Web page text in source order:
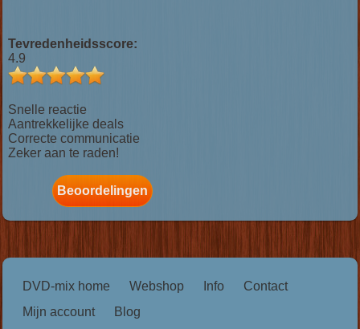
Tevredenheidsscore:
4.9
Snelle reactie
Aantrekkelijke deals
Correcte communicatie
Zeker aan te raden!
Beoordelingen
DVD-mix home Webshop Info
Contact
Mijn account
Blog